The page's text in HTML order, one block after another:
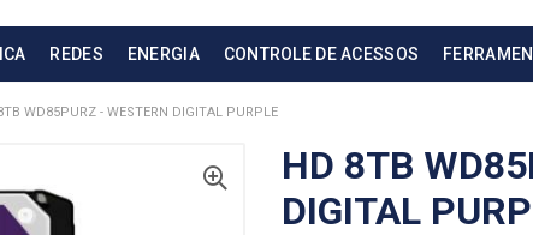
REDES ENERGIA CONTROLE DE ACESSOS
WD85PURZ - WESTERN DIGITAL PURPLE
HD 8TB
DIGITAL